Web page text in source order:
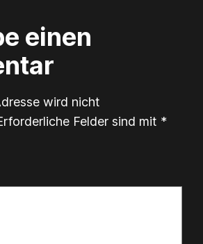
einen
wird nicht
Felder sind mit *